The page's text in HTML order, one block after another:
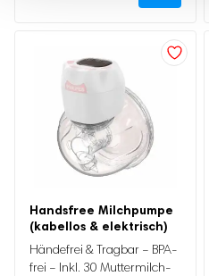
Handsfree Milchpumpe
(kabellos & elektrisch)
Händefrei & Tragbar – BPA-
frei – Inkl. 30 Muttermilch-
Ursprünglicher
Preis
war:
59.95
Aktueller
Preis
ist:
49.95.